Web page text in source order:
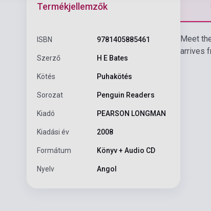
Termékjellemzők
ISBN 9781405885461
Szerző H E Bates
Kötés Puhakötés
Sorozat Penguin Readers
Kiadó PEARSON LONGMAN
Kiadási év 2008
Formátum Könyv + Audio CD
Nyelv Angol
Meet
arrives